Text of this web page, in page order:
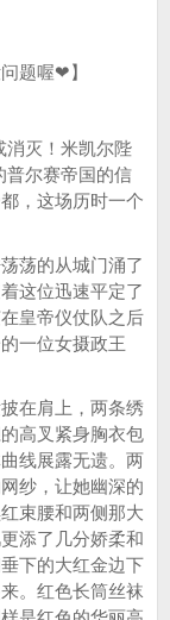
题喔❤】
消灭！米凯尔陛
普尔赛帝国的信
，这场历时一个
荡的从城门涌了
这位迅速平定了
皇帝仪仗队之后
一位女摄政王
在肩上，两条绣
高叉紧身胸衣包
线展露无遗。两
纱，让她幽深的
束腰和两侧那大
添了几分娇柔和
下的大红金边下
。红色长筒丝袜